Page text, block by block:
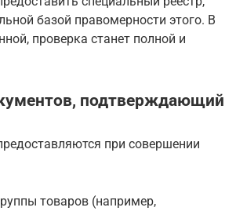
базой правомерности этого. В
проверка станет полной и
подтверждающий
при совершении
товаров (например,